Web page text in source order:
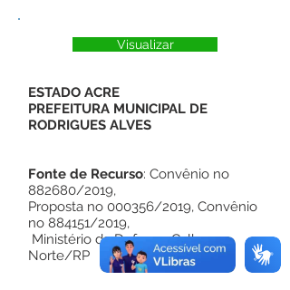
Visualizar
ESTADO ACRE
PREFEITURA MUNICIPAL DE
RODRIGUES ALVES
Fonte de Recurso: Convênio no
882680/2019,
Proposta no 000356/2019, Convênio
no 884151/2019,
Ministério da Defesa - Calha
Norte/RP